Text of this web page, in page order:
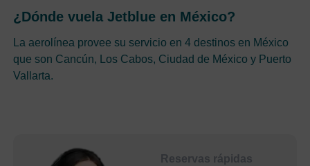
¿Dónde vuela Jetblue en México?
La aerolínea provee su servicio en 4 destinos en México
que son Cancún, Los Cabos, Ciudad de México y Puerto
Vallarta.
Reservas rápidas